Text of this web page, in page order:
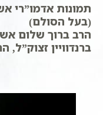
תמונות אדמו”רי
(בעל הסולם)
הרב ברוך שלום
ברנדוויין זצוק”ל,